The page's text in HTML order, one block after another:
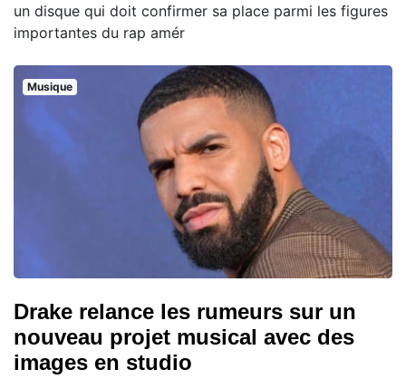
un disque qui doit confirmer sa place parmi les figures
importantes du rap amér
Musique
Drake relance les rumeurs sur un
nouveau projet musical avec des
images en studio